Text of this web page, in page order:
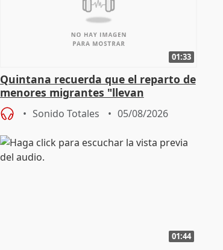
01:33
Quintana recuerda que el reparto de
menores migrantes "llevan
aportación del Gobierno" central
Sonido Totales 05/08/2026
01:44